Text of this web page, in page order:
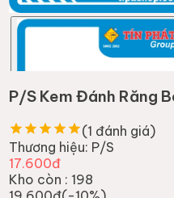
P/S Kem Đánh Răng
(1 đánh giá)
Thương hiệu: P/S
17.600đ
Kho còn : 198